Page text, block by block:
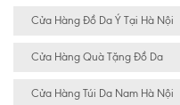
Cửa Hàng Đồ Da Ý Tại Hà Nội
Cửa Hàng Quà Tặng Đồ Da
Cửa Hàng Túi Da Nam Hà Nội